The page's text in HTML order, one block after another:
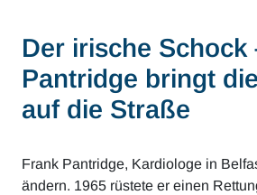
Der irische Schock
Pantridge bringt
auf die Straße
Frank Pantridge, Kardiologe in
ändern. 1965 rüstete er einen